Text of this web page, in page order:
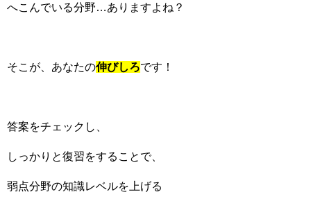
へこんでいる分野…ありますよね？
そこが、あなたの伸びしろです！
答案をチェックし、
しっかりと復習をすることで、
弱点分野の知識レベルを上げる